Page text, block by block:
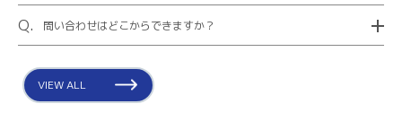
A：登録のメールアドレスとパスワードに間違いがないか再度ご
確認いただき、それで も解決しない場合は、夢カナYellサイト問
Q. 問い合わせはどこからできますか？
A：夢カナYellサイト問い合わせフォームから問い合わせくださ
VIEW ALL